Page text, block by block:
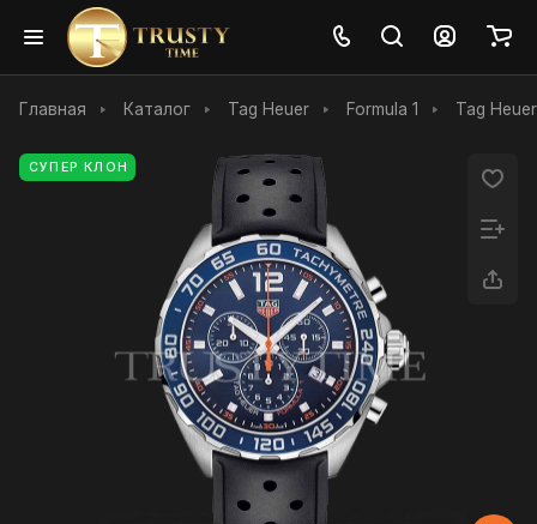
Главная Каталог Tag Heuer Formula 1 Tag
СУПЕР КЛОН